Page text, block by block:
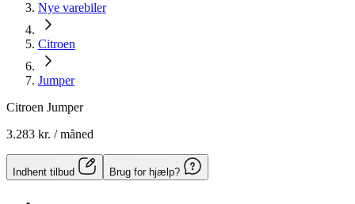
Nye varebiler
Citroen
Jumper
Citroen Jumper
3.283 kr. / måned
Indhent tilbud Brug for hjælp?